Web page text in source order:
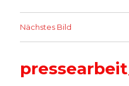
Nächstes Bild